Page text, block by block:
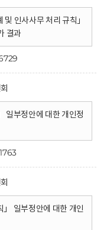
및 인사사무 처리 규칙」
결과
일부정안에 대한 개인정
」 일부정안에 대한 개인